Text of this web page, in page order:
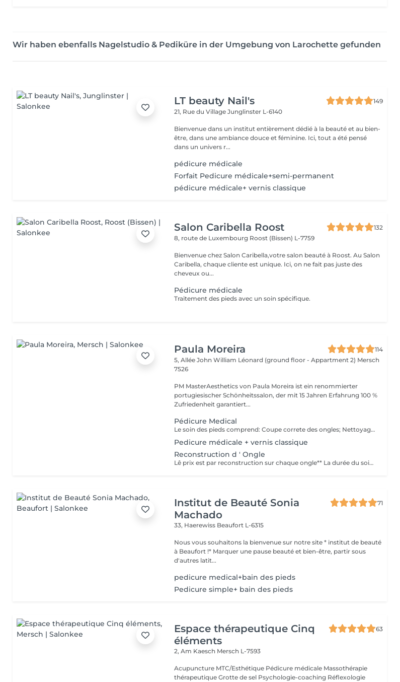
Wir haben ebenfalls Nagelstudio & Pediküre in der Umgebung von Larochette gefunden
LT beauty Nail's
149
21, Rue du VillageJunglinster L-6140
Bienvenue dans un institut entièrement dédié à la beauté et au bien-
être, dans une ambiance douce et féminine. Ici, tout a été pensé
dans un univers r...
pédicure médicale
Forfait Pedicure médicale+semi-permanent
pédicure médicale+ vernis classique
Salon Caribella Roost
132
8, route de Luxembourg Roost (Bissen) L-7759
Bienvenue chez Salon Caribella,votre salon beauté à Roost. Au Salon
Caribella, chaque cliente est unique. Ici, on ne fait pas juste des
cheveux ou...
Pédicure médicale
Traitement des pieds avec un soin spécifique.
Paula Moreira
114
5, Allée John William Léonard (ground floor - Appartment 2) Mersch
7526
PM MasterAesthetics von Paula Moreira ist ein renommierter
portugiesischer Schönheitssalon, der mit 15 Jahren Erfahrung 100 %
Zufriedenheit garantiert...
Pédicure Medical
Le soin des pieds comprend: Coupe correte des ongles; Nettoyage complet des ongles; Élimination des callosités; Ongles incarnés; Nettoyage du canal de l'ongle (onychophose); Traitement des champignons; Kératose excessive sur les talons; Peeling médicamenteux; Bain à l'eucalyptus; Pansements (si nécessaire); Crème hydratante
Pedicure médicale + vernis classique
Reconstruction d ' Ongle
Lê prix est par reconstruction sur chaque ongle** La durée du soin est donnée à titre indicatif. Chaque prise en charge débute par une évaluation personnalisée réalisée par notre spécialiste.
Institut de Beauté Sonia
Machado
71
33, Haerewiss Beaufort L-6315
Nous vous souhaitons la bienvenue sur notre site * institut de beauté
à Beaufort !* Marquer une pause beauté et bien-être, partir sous
d'autres latit...
pedicure medical+bain des pieds
Pedicure simple+ bain des pieds
Espace thérapeutique Cinq
éléments
63
2, Am Kaesch Mersch L-7593
Acupuncture MTC/Esthétique Pédicure médicale Massothérapie
thérapeutique Grotte de sel Psychologie-coaching Réflexologie